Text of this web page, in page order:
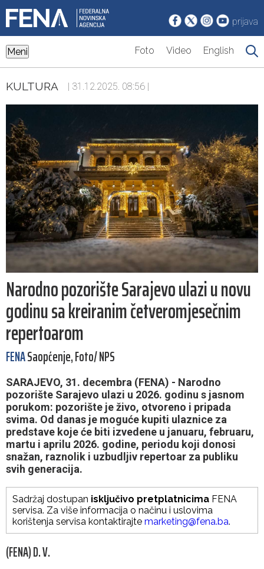
prijava
Meni Foto Video English
KULTURA | 31.12.2025. 08:56 |
Narodno pozorište Sarajevo ulazi u novu
godinu sa kreiranim četveromjesečnim
repertoarom
FENASaopćenje, Foto/ NPS
SARAJEVO, 31. decembra (FENA) - Narodno
pozorište Sarajevo ulazi u 2026. godinu s jasnom
porukom: pozorište je živo, otvoreno i pripada
svima. Od danas je moguće kupiti ulaznice za
predstave koje će biti izvedene u januaru, februaru,
martu i aprilu 2026. godine, periodu koji donosi
snažan, raznolik i uzbudljiv repertoar za publiku
svih generacija.
Sadržaj dostupan isključivo pretplatnicima FENA
servisa. Za više informacija o načinu i uslovima
korištenja servisa kontaktirajte marketing@fena.ba.
(FENA) D. V.